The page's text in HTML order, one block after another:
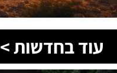
עוד בחדשות >